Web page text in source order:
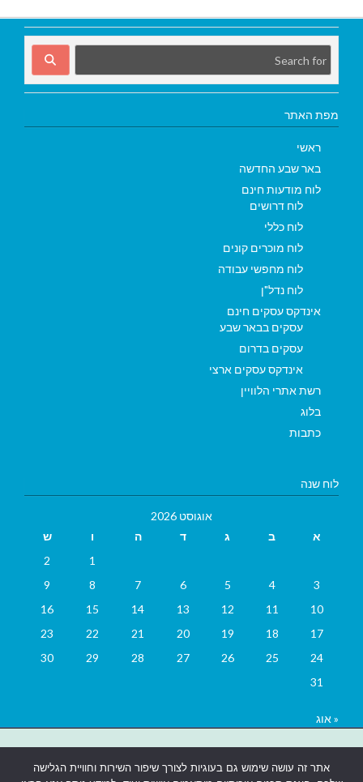
אתר זה עושה שימוש גם בעוגיות לצורך שיפור השירות וחוויית הגלישה
מפת האתר
ראשי
באר שבע החדשה
לוח מודעות חינם
לוח דרושים
לוח כללי
לוח מוכרים קונים
לוח מחפשי עבודה
לוח נדל"ן
אינדקס עסקים חינם
עסקים בבאר שבע
עסקים בדרום
אינדקס עסקים ארצי
רשת אתרי הלוויין
בלוג
כתבות
לוח שנה
אוגוסט 2026
א
ב ג ד ה ו
ש
1
2
3
4
5
6
7
8
9
10
11
12
13
14
15
16
17
18
19
20
21
22
23
24
25
26
27
28
29
30
31
« אוג
אתרים בבאר שבע|